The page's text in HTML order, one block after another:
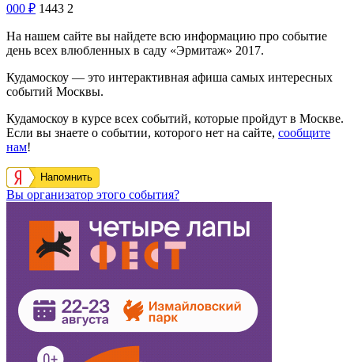
000 ₽ 1443 2
На нашем сайте вы найдете всю информацию про событие
день всех влюбленных в саду «Эрмитаж» 2017.
Кудамоскоу — это интерактивная афиша самых интересных
событий Москвы.
Кудамоскоу в курсе всех событий, которые пройдут в Москве.
Если вы знаете о событии, которого нет на сайте, сообщите
нам!
Напомнить
Вы организатор этого события?